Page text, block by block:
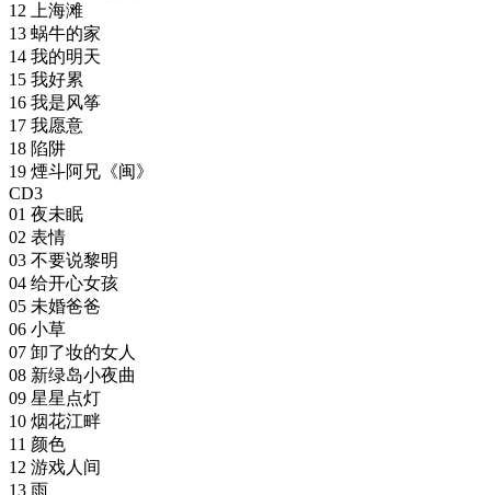
12 上海滩
13 蜗牛的家
14 我的明天
15 我好累
16 我是风筝
17 我愿意
18 陷阱
19 煙斗阿兄《闽》
CD3
01 夜未眠
02 表情
03 不要说黎明
04 给开心女孩
05 未婚爸爸
06 小草
07 卸了妆的女人
08 新绿岛小夜曲
09 星星点灯
10 烟花江畔
11 颜色
12 游戏人间
13 雨